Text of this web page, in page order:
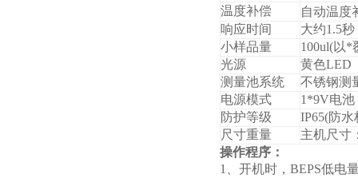
温度补偿
自动温度
响应时间
大约1.5秒
小样品量
100ul(以*
光源
黄色LED
测量池系统
不锈钢测
电源模式
1*9V电池
防护等级
IP65(防水
尺寸重量
主机尺寸
操作程序：
1
、开机时， BEPS低电